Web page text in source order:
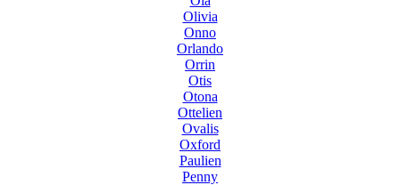
Olivia
Onno
Orlando
Orrin
Otis
Otona
Ottelien
Ovalis
Oxford
Paulien
Penny